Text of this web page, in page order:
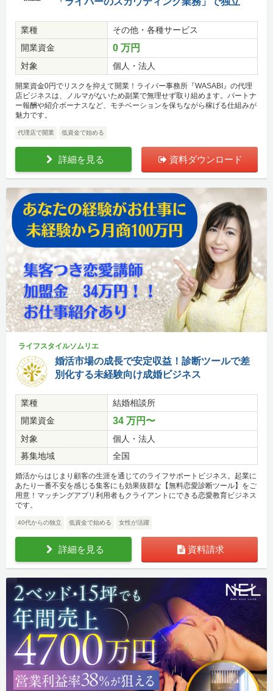
業種
その他・各種サービス
開業資金
0 万円
対象 個人・法人
開業資金0円でリスクを抑えて開業！ライバー事務所『WASABI』の代理
店ビジネスは、ノルマがないため副業で無理せず取り組めます。パートナ
ー報酬や紹介ボーナスなど、モチベーションを保ちながら稼げる仕組みが
魅力です。
代理店で開業 低資金で始める
詳細を見る 資料ダウンロード
ライフスタイルソムリエ
婚活市場の成長で安定収益！診断ツールで差
別化する未経験向け成婚ビジネス
業種
結婚相談所
開業資金
34 万円〜
対象
個人・法人
募集地域
全国
婚活からはじまり顧客の生涯を通じてのライフサポートビジネス。起業に
あたり一番不安を感じる集客にも効果抜群な【無料恋愛診断ツール】をご
用意！マッチングアプリ利用者もクライアントにできる恋愛教育ビジネス
です。
40代からの独立 低資金で始める 女性が活躍
詳細を見る 資料請求